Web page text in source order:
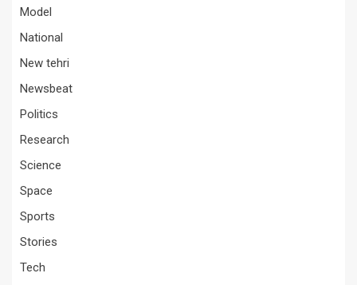
Model
National
New tehri
Newsbeat
Politics
Research
Science
Space
Sports
Stories
Tech